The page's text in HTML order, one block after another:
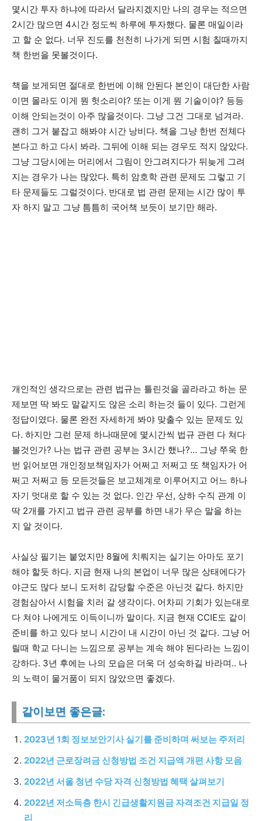
몇시간 투자 하냐에 따라서 달라지겠지만 나의 경우는 적으면
2시간 많으면 4시간 정도씩 하루에 투자했다. 물론 매일이라
고 할 순 없다. 너무 진도를 천천히 나가게 되면 시험 칠때까지
책 한번을 못볼것이다.
책을 보게되면 절대로 한번에 이해 안된다 본인이 대단한 사람
이면 몰라도 이게 뭔 헛소리야? 또는 이게 뭔 기술이야? 등등
이해 안되는것이 아주 많을것이다. 그냥 그건 그대로 넘겨라.
괜히 그거 붙잡고 해봐야 시간 낭비다. 책을 그냥 한번 전체다
본다고 하고 다시 봐라. 그뒤에 이해 되는 경우도 적지 않았다.
그냥 그당시에는 머리에서 그림이 안그려지다가 뒤늦게 그려
지는 경우가 나는 많았다. 특히 암호학 관련 문제도 그렇고 기
타 문제들도 그럴것이다. 반대로 법 관련 문제는 시간 많이 투
자 하지 말고 그냥 틈틈히 국어책 보듯이 보기만 해라.
개인적인 생각으로는 관련 법규는 틀린것을 골라라고 하는 문
제보면 딱 봐도 말같지도 않은 소리 하는것 들이 있다. 그런게
정답이였다. 물론 완전 자세하게 봐야 맞출수 있는 문제도 있
다. 하지만 그런 문제 하나때문에 몇시간씩 법규 관련 다 쳐다
볼것인가? 나는 법규 관련 공부는 3시간 했나?… 그냥 쭈욱 한
번 읽어보면 개인정보책임자가 어쩌고 저쩌고 또 책임자가 어
쩌고 저쩌고 등 모든것들은 보고체계로 이루어지고 어느 하나
자기 멋대로 할 수 있는 것 없다. 인간 우선, 상하 수직 관계 이
딱 2개를 가지고 법규 관련 공부를 하면 내가 무슨 말을 하는
지 알 것이다.
사실상 필기는 붙었지만 8월에 치뤄지는 실기는 아마도 포기
해야 할듯 하다. 지금 현재 나의 본업이 너무 많은 상태에다가
야근도 많다 보니 도저히 감당할 수준은 아닌것 같다. 하지만
경험삼아서 시험을 치러 갈 생각이다. 어차피 기회가 있는대로
다 쳐야 나에게도 이득이니까 말이다. 지금 현재 CCIE도 같이
준비를 하고 있다 보니 시간이 내 시간이 아닌 것 같다. 그냥 어
릴때 학교 다니는 느낌으로 공부는 계속 해야 된다라는 느낌이
강하다. 3년 후에는 나의 모습은 더욱 더 성숙하길 바라며.. 나
의 노력이 물거품이 되지 않았으면 좋겠다.
같이보면 좋은글:
2023년 1회 정보보안기사 실기를 준비하며 써보는 주저리
2022년 근로장려금 신청방법 조건 지급액 개편 사항 모음
2022년 서울 청년 수당 자격 신청방법 혜택 살펴보기
2022년 저소득층 한시 긴급생활지원금 자격조건 지급일 정
리